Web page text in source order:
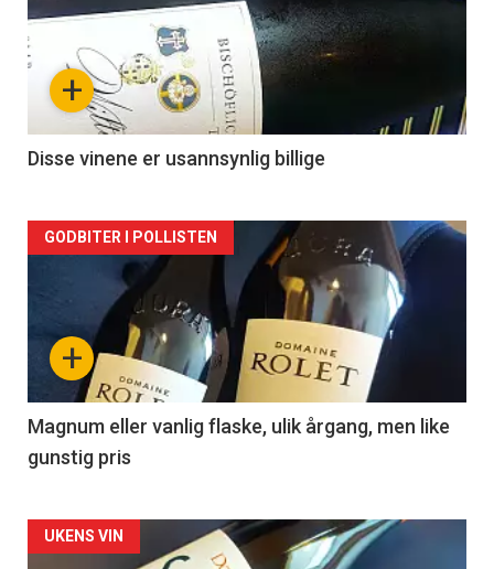
akkurat
nå
2
+
Disse vinene er usannsynlig billige
Forsiden
akkurat
nå
3
+
GODBITER I POLLISTEN
Magnum eller vanlig flaske, ulik årgang, men like
gunstig pris
Forsiden
UKENS VIN